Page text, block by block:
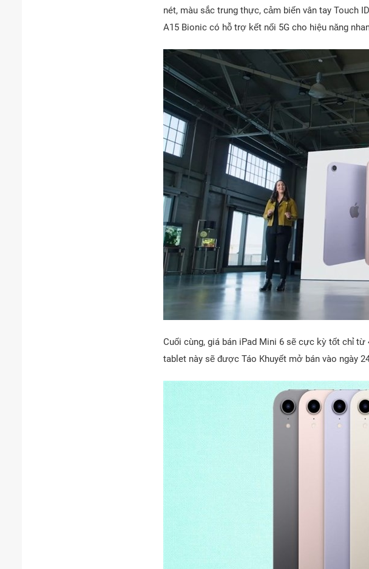
nét, màu sắc trung thực, cảm biến vân tay Touch
A15 Bionic có hỗ trợ kết nối 5G cho hiệu năng
Cuối cùng, giá bán iPad Mini 6 sẽ cực kỳ tốt chỉ từ
tablet này sẽ được Táo Khuyết mở bán vào ngày